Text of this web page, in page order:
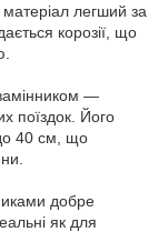
легший за
корозії, що
—
поїздок. Його
40 см, що
добре
як для